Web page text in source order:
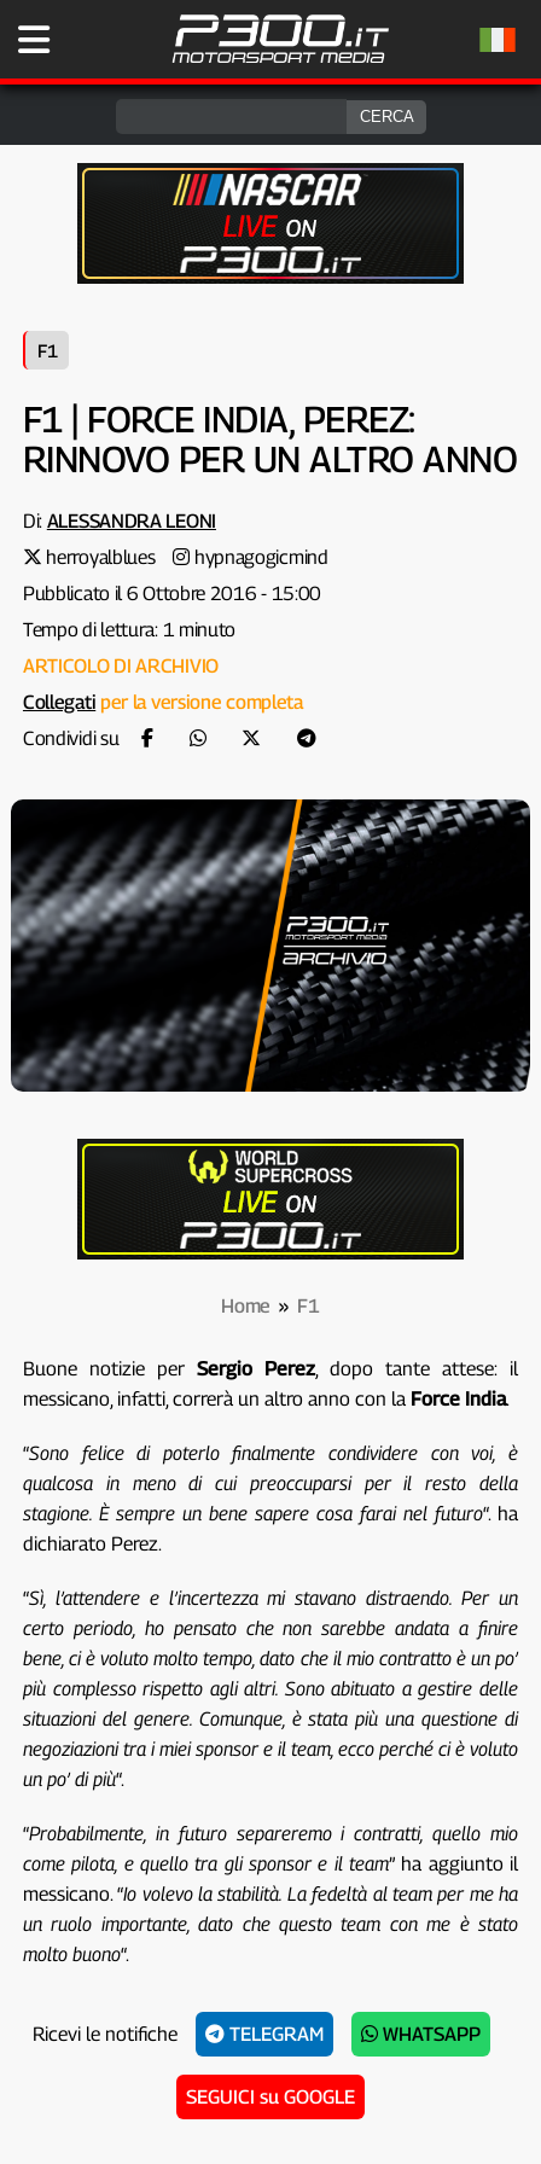
F1
F1 | FORCE INDIA, PEREZ:
RINNOVO PER UN ALTRO ANNO
Di: ALESSANDRA LEONI
herroyalblues
hypnagogicmind
Pubblicato il 6 Ottobre 2016 - 15:00
Tempo di lettura: 1 minuto
ARTICOLO DI ARCHIVIO
Collegati per la versione completa
Condividi su
Home » F1
Buone notizie per Sergio Perez, dopo tante attese: il
messicano, infatti, correrà un altro anno con la Force India.
“Sono felice di poterlo finalmente condividere con voi, è
qualcosa in meno di cui preoccuparsi per il resto della
stagione. È sempre un bene sapere cosa farai nel futuro“. ha
dichiarato Perez.
“Sì, l’attendere e l’incertezza mi stavano distraendo. Per un
certo periodo, ho pensato che non sarebbe andata a finire
bene, ci è voluto molto tempo, dato che il mio contratto è un po’
più complesso rispetto agli altri. Sono abituato a gestire delle
situazioni del genere. Comunque, è stata più una questione di
negoziazioni tra i miei sponsor e il team, ecco perché ci è voluto
un po’ di più“.
“Probabilmente, in futuro separeremo i contratti, quello mio
come pilota, e quello tra gli sponsor e il team” ha aggiunto il
messicano. “Io volevo la stabilità. La fedeltà al team per me ha
un ruolo importante, dato che questo team con me è stato
molto buono“.
Ricevi le notifiche TELEGRAM WHATSAPP
SEGUICI su GOOGLE